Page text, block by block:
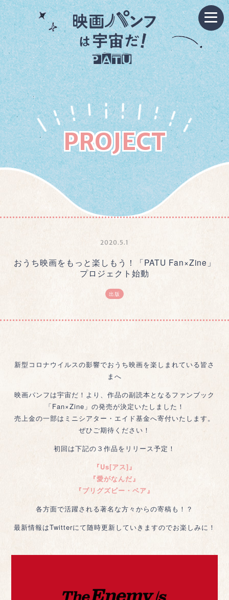
PROJECT
2020.5.1
おうち映画をもっと楽しもう！「PATU Fan×Zine」
プロジェクト始動
出版
新型コロナウイルスの影響でおうち映画を楽しまれている皆さ
まへ
映画パンフは宇宙だ！より、作品の副読本となるファンブック
「Fan×Zine」の発売が決定いたしました！
売上金の一部はミニシアター・エイド基金へ寄付いたします。
ぜひご期待ください！
初回は下記の３作品をリリース予定！
『Us[アス]』
『愛がなんだ』
『ブリグズビー・ベア』
各方面で活躍される著名な方々からの寄稿も！？
最新情報はTwitterにて随時更新していきますのでお楽しみに！